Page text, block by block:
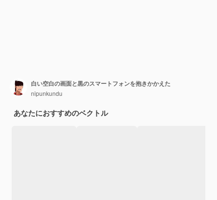
白い空白の画面と黒のスマートフォンを抱きかかえた
nipunkundu
あなたにおすすめのベクトル